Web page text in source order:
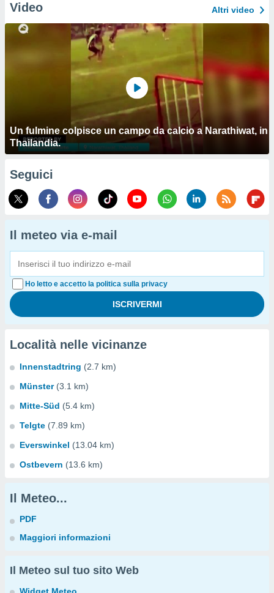
Video Altri video
Un fulmine colpisce un campo da calcio a Narathiwat, in
Thailandia.
Seguici
Il meteo via e-mail
Ho letto e accetto la politica sulla privacy
Località nelle vicinanze
Innenstadtring (2.7 km)
Münster (3.1 km)
Mitte-Süd (5.4 km)
Telgte (7.89 km)
Everswinkel (13.04 km)
Ostbevern (13.6 km)
Il Meteo...
PDF
Maggiori informazioni
Il Meteo sul tuo sito Web